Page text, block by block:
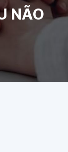
NÃO